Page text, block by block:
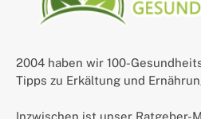
2004 haben wir 100-
Tipps zu Erkältung und
Inzwischen ist unser Ratgeber-